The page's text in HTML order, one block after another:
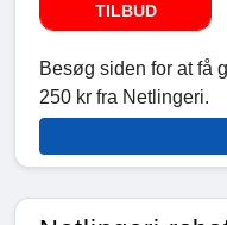
TILBUD
Besøg siden for at få
250 kr fra Netlingeri.